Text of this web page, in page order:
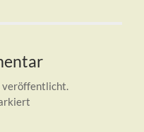
veröffentlicht.